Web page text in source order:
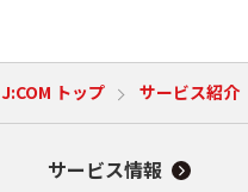
J:COM トップ サービス紹介
サービス情報